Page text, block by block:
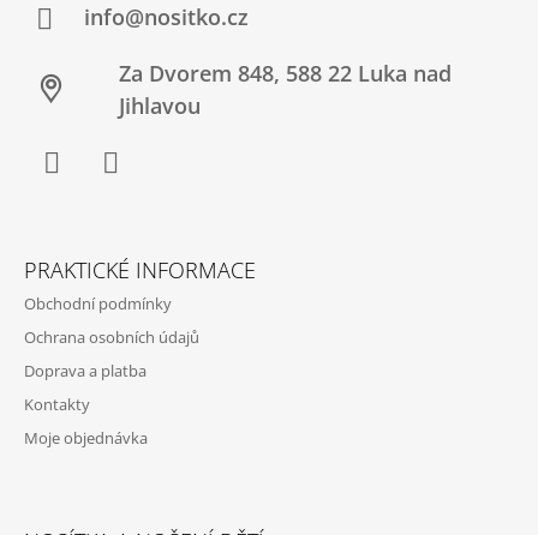
info@nositko.cz
Za Dvorem 848, 588 22 Luka nad
Jihlavou
PRAKTICKÉ INFORMACE
Obchodní podmínky
Ochrana osobních údajů
Doprava a platba
Kontakty
Moje objednávka